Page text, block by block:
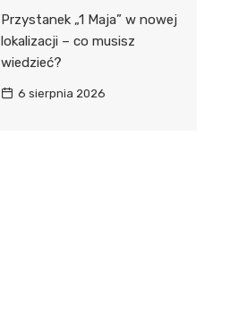
Przystanek „1 Maja” w nowej
lokalizacji – co musisz
wiedzieć?
6 sierpnia 2026